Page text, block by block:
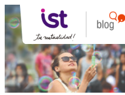
Saltar
al
contenido